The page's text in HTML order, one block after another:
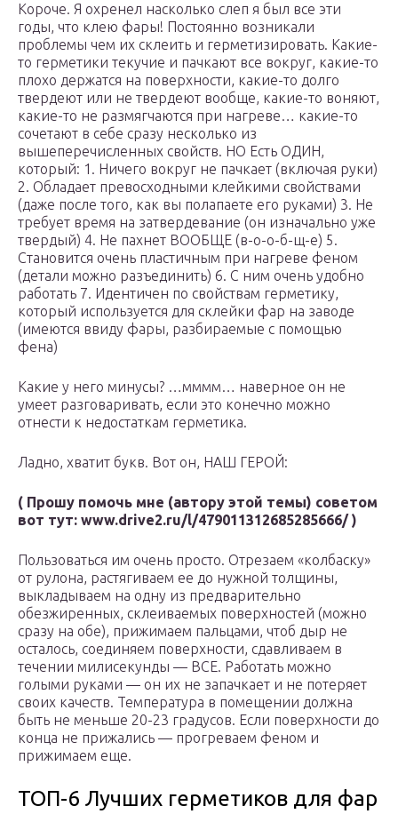
Короче. Я охренел насколько слеп я был все эти
годы, что клею фары! Постоянно возникали
проблемы чем их склеить и герметизировать. Какие-
то герметики текучие и пачкают все вокруг, какие-то
плохо держатся на поверхности, какие-то долго
твердеют или не твердеют вообще, какие-то воняют,
какие-то не размягчаются при нагреве… какие-то
сочетают в себе сразу несколько из
вышеперечисленных свойств. НО Есть ОДИН,
который: 1. Ничего вокруг не пачкает (включая руки)
2. Обладает превосходными клейкими свойствами
(даже после того, как вы полапаете его руками) 3. Не
требует время на затвердевание (он изначально уже
твердый) 4. Не пахнет ВООБЩЕ (в-о-о-б-щ-е) 5.
Становится очень пластичным при нагреве феном
(детали можно разъединить) 6. С ним очень удобно
работать 7. Идентичен по свойствам герметику,
который используется для склейки фар на заводе
(имеются ввиду фары, разбираемые с помощью
фена)
Какие у него минусы? …мммм… наверное он не
умеет разговаривать, если это конечно можно
отнести к недостаткам герметика.
Ладно, хватит букв. Вот он, НАШ ГЕРОЙ:
( Прошу помочь мне (автору этой темы) советом
вот тут: www.drive2.ru/l/479011312685285666/ )
Пользоваться им очень просто. Отрезаем «колбаску»
от рулона, растягиваем ее до нужной толщины,
выкладываем на одну из предварительно
обезжиренных, склеиваемых поверхностей (можно
сразу на обе), прижимаем пальцами, чтоб дыр не
осталось, соединяем поверхности, сдавливаем в
течении милисекунды — ВСЕ. Работать можно
голыми руками — он их не запачкает и не потеряет
своих качеств. Температура в помещении должна
быть не меньше 20-23 градусов. Если поверхности до
конца не прижались — прогреваем феном и
прижимаем еще.
ТОП-6 Лучших герметиков для фар